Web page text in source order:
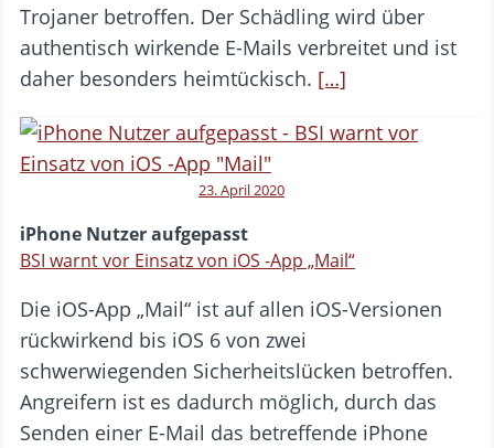
Trojaner betroffen. Der Schädling wird über
authentisch wirkende E-Mails verbreitet und ist
daher besonders heimtückisch. […]
23. April 2020
iPhone Nutzer aufgepasst
BSI warnt vor Einsatz von iOS -App „Mail“
Die iOS-App „Mail“ ist auf allen iOS-Versionen
rückwirkend bis iOS 6 von zwei
schwerwiegenden Sicherheitslücken betroffen.
Angreifern ist es dadurch möglich, durch das
Senden einer E-Mail das betreffende iPhone